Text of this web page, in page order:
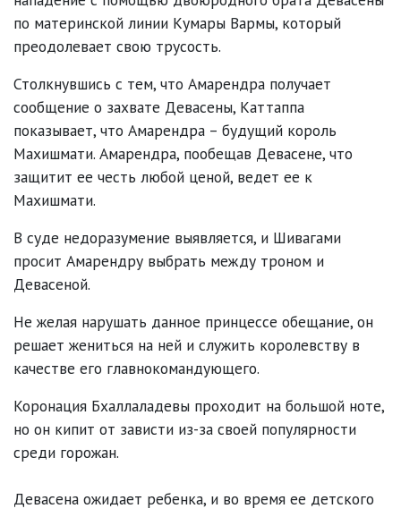
по материнской линии Кумары Вармы, который
преодолевает свою трусость.
Столкнувшись с тем, что Амарендра получает
сообщение о захвате Девасены, Каттаппа
показывает, что Амарендра – будущий король
Махишмати. Амарендра, пообещав Девасене, что
защитит ее честь любой ценой, ведет ее к
Махишмати.
В суде недоразумение выявляется, и Шивагами
просит Амарендру выбрать между троном и
Девасеной.
Не желая нарушать данное принцессе обещание, он
решает жениться на ней и служить королевству в
качестве его главнокомандующего.
Коронация Бхаллаладевы проходит на большой ноте,
но он кипит от зависти из-за своей популярности
среди горожан.
Девасена ожидает ребенка, и во время ее детского